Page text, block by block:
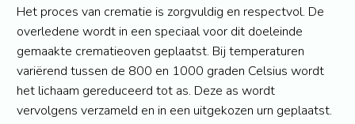
Het proces van crematie is zorgvuldig en respectvol. De
overledene wordt in een speciaal voor dit doeleinde
gemaakte crematieoven geplaatst. Bij temperaturen
variërend tussen de 800 en 1000 graden Celsius wordt
het lichaam gereduceerd tot as. Deze as wordt
vervolgens verzameld en in een uitgekozen urn geplaatst.